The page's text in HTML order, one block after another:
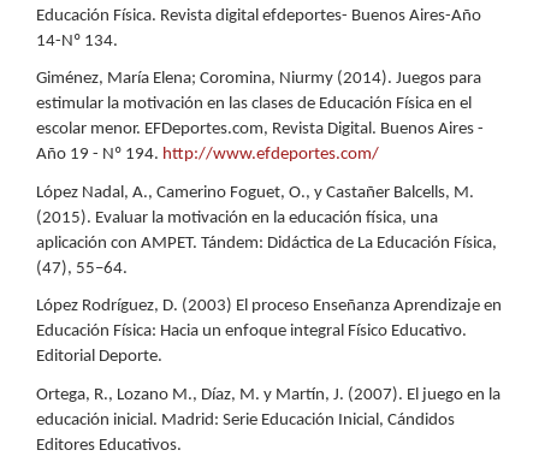
Educación Física. Revista digital efdeportes- Buenos Aires-Año
14-Nº 134.
Giménez, María Elena; Coromina, Niurmy (2014). Juegos para
estimular la motivación en las clases de Educación Física en el
escolar menor. EFDeportes.com, Revista Digital. Buenos Aires -
Año 19 - Nº 194. http://www.efdeportes.com/
López Nadal, A., Camerino Foguet, O., y Castañer Balcells, M.
(2015). Evaluar la motivación en la educación física, una
aplicación con AMPET. Tándem: Didáctica de La Educación Física,
(47), 55–64.
López Rodríguez, D. (2003) El proceso Enseñanza Aprendizaje en
Educación Física: Hacia un enfoque integral Físico Educativo.
Editorial Deporte.
Ortega, R., Lozano M., Díaz, M. y Martín, J. (2007). El juego en la
educación inicial. Madrid: Serie Educación Inicial, Cándidos
Editores Educativos.